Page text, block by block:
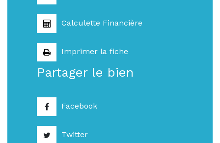
Calculette Financière
Imprimer la fiche
Partager le bien
Facebook
Twitter